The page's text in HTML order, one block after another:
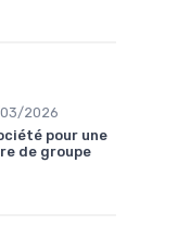
2026
pour une
de groupe